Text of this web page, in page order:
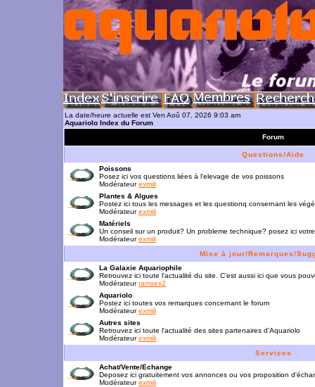
La date/heure actuelle est Ven Aoû 07, 2026 9:03 am
Aquariolo Index du Forum
Forum
Questions/Aide
Poissons
Posez ici vos questions liées à l'elevage de vos poissons
Modérateurexmili
Plantes & Algues
Postez ici tous les messages et les questionq consernant les
Modérateurexmili
Matériels
Un conseil sur un produit? Un probleme technique? posez ici
Modérateurexmili
Mise à jour/Remarques/
La Galaxie Aquariophile
Retrouvez ici toute l'actualité du site. C'est aussi ici que vous
Modérateurramses2
Aquariolo
Postez ici toutes vos remarques concernant le forum
Modérateurexmili
Autres sites
Retrouvez ici toute l'actualité des sites partenaires d'Aquariolo
Modérateurexmili
Services
Achat/Vente/Echange
Deposez ici gratuitement vos annonces ou vos proposition
Modérateurexmili